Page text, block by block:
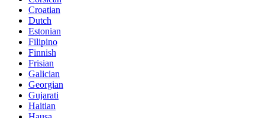
Croatian
Dutch
Estonian
Filipino
Finnish
Frisian
Galician
Georgian
Gujarati
Haitian